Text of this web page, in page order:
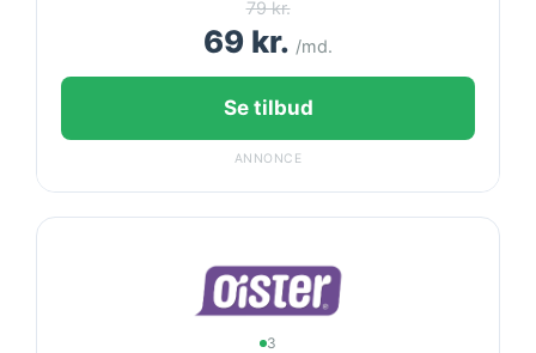
79 kr.
69 kr. /md.
Se tilbud
ANNONCE
3